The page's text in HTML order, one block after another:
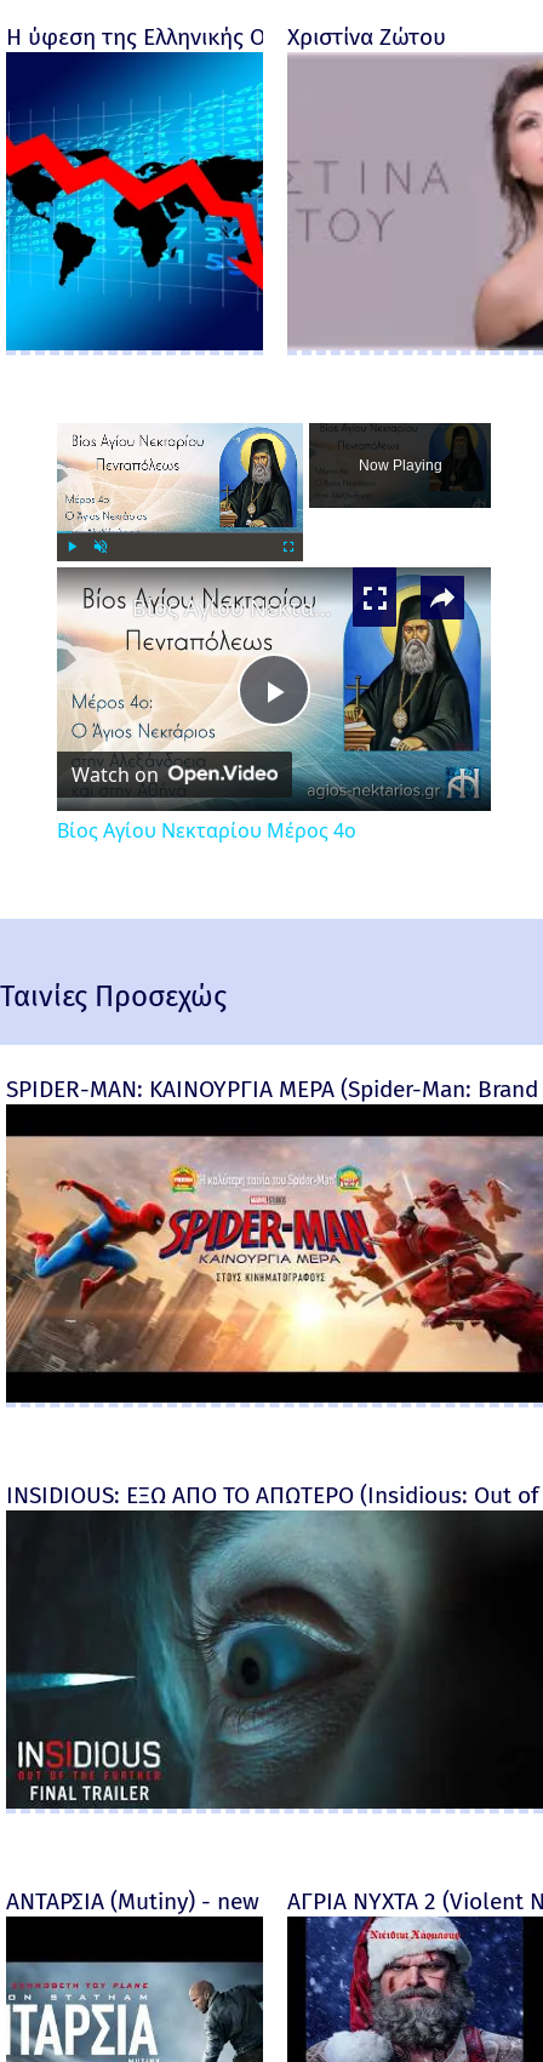
Η ύφεση της Ελληνικής Οικονομίας - Ροσέτος
Χριστίνα Ζώτου
Now Playing
×
Play
Video
Βίος Αγίου Νεκταρίου Μέρος 4ο
Watch on
Βίος Αγίου Νεκταρίου Μέρος 4ο
Ταινίες Προσεχώς
SPIDER-MAN: ΚΑΙΝΟΥΡΓΙΑ ΜΕΡΑ (Spider-Man:
INSIDIOUS: ΕΞΩ ΑΠΟ ΤΟ ΑΠΩΤΕΡΟ (Insidious: Out
ΑΝΤΑΡΣΙΑ (Mutiny) - new ΑΓΡΙΑ ΝΥΧΤΑ 2 (Violent